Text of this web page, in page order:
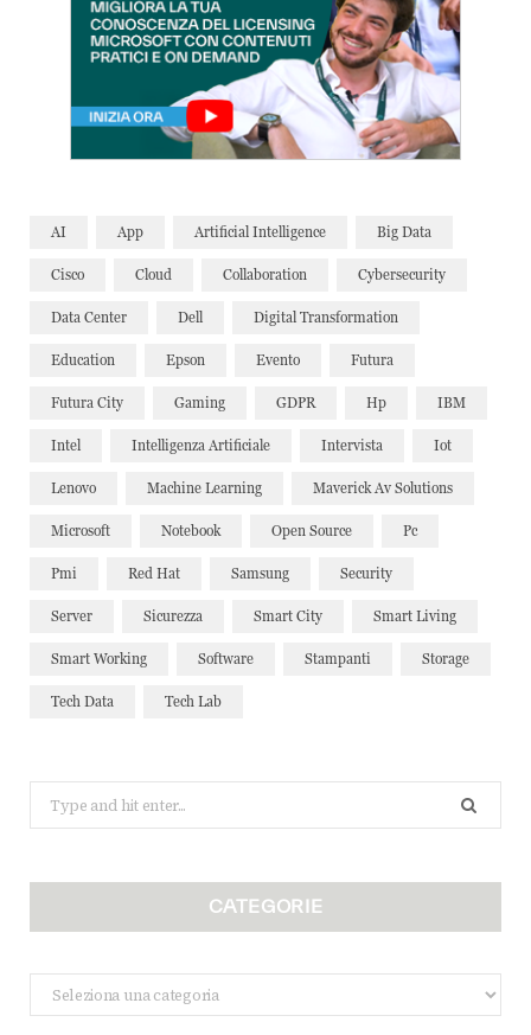
AI App Artificial Intelligence Big Data
Cisco Cloud Collaboration Cybersecurity
Data Center Dell Digital Transformation
Education Epson Evento Futura
Futura City Gaming GDPR Hp IBM
Intel Intelligenza Artificiale Intervista Iot
Lenovo Machine Learning Maverick Av Solutions
Microsoft Notebook Open Source Pc
Pmi Red Hat Samsung Security
Server Sicurezza Smart City Smart Living
Smart Working Software Stampanti Storage
Tech Data Tech Lab
for:
CATEGORIE
Categorie